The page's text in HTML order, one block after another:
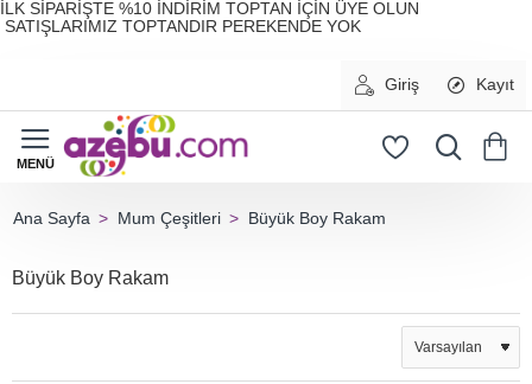
İLK SİPARİŞTE %10 İNDİRİM TOPTAN İÇİN ÜYE OLUN
SATIŞLARIMIZ TOPTANDIR PEREKENDE YOK
Giriş Kayıt
Mum Çeşitleri Büyük Boy Rakam
Büyük Boy Rakam